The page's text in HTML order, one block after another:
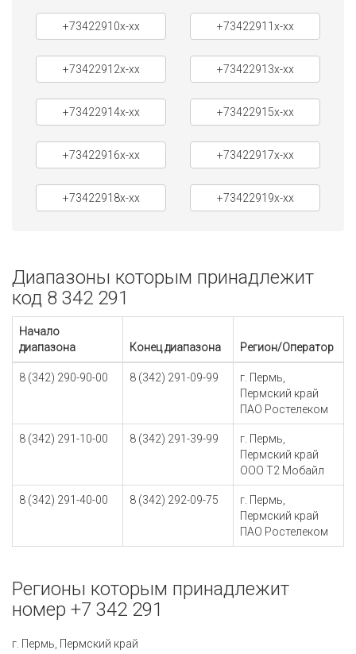
+73422910x-xx +73422911x-xx
+73422912x-xx +73422913x-xx
+73422914x-xx +73422915x-xx
+73422916x-xx +73422917x-xx
+73422918x-xx +73422919x-xx
Диапазоны которым принадлежит
код 8 342 291
Начало
диапазона
Конец диапазона Регион/Оператор
8 (342) 290-90-00 8 (342) 291-09-99
г. Пермь,
Пермский край
ПАО Ростелеком
8 (342) 291-10-00 8 (342) 291-39-99
г. Пермь,
Пермский край
ООО Т2 Мобайл
8 (342) 291-40-00 8 (342) 292-09-75
г. Пермь,
Пермский край
ПАО Ростелеком
Регионы которым принадлежит
номер +7 342 291
г. Пермь, Пермский край